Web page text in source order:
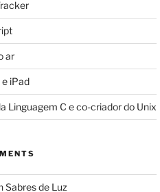
ar
iPad
Linguagem C e co-criador do Unix
Sabres de Luz